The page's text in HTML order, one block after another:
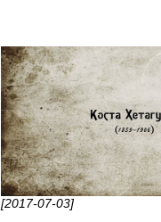
[2017-07-03]